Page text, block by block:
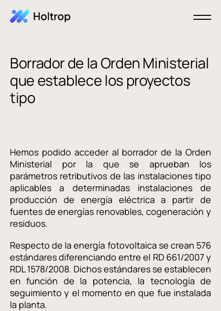
Borrador de la Orden Ministerial
que establece los proyectos
tipo
Hemos podido acceder al borrador de la Orden
Ministerial por la que se aprueban los
parámetros retributivos de las instalaciones tipo
aplicables a determinadas instalaciones de
producción de energía eléctrica a partir de
fuentes de energías renovables, cogeneración y
residuos.
Respecto de la energía fotovoltaica se crean 576
estándares diferenciando entre el RD 661/2007 y
RDL 1578/2008. Dichos estándares se establecen
en función de la potencia, la tecnología de
seguimiento y el momento en que fue instalada
la planta.